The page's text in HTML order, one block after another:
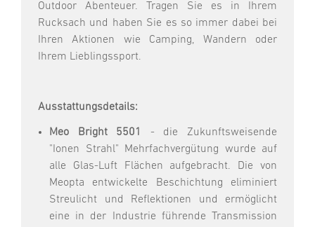
Outdoor Abenteuer. Tragen Sie es in Ihrem
Rucksach und haben Sie es so immer dabei bei
Ihren Aktionen wie Camping, Wandern oder
Ihrem Lieblingssport.
Ausstattungsdetails:
Meo Bright 5501
- die Zukunftsweisende
"Ionen Strahl" Mehrfachvergütung wurde auf
alle Glas-Luft Flächen aufgebracht. Die von
Meopta entwickelte Beschichtung eliminiert
Streulicht und Reflektionen und ermöglicht
eine in der Industrie führende Transmission